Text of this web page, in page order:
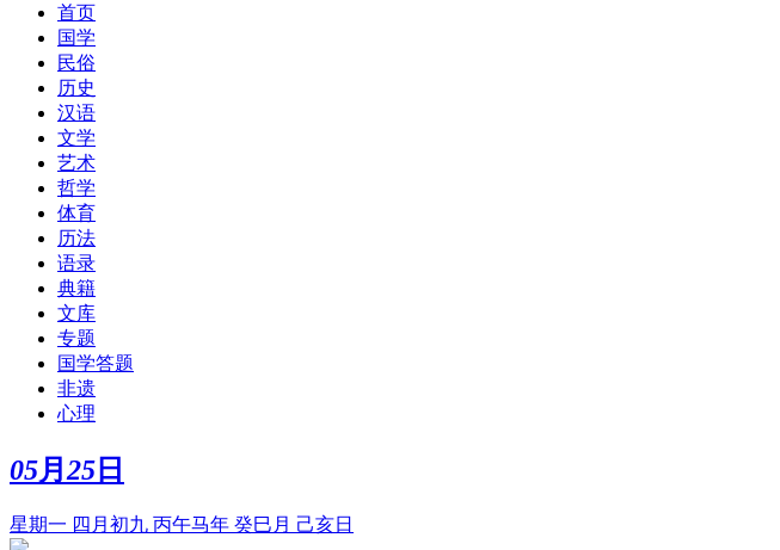
首页
国学
民俗
历史
汉语
文学
艺术
哲学
体育
历法
语录
典籍
文库
专题
国学答题
非遗
心理
05月 25 日
星期一 四月初九 丙午马年 癸巳月 己亥日